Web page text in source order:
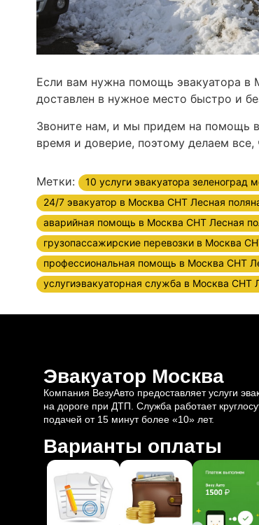
Если вам нужна помощь эвакуатора в
доставлен в нужное место быстро и
Звоните нам, и мы придем на помощь
время и доверие, поэтому делаем
Метки: 10 услуги эвакуатора зеленоград
24/7 эвакуатор в Москва СНТ Лесная
аварийная помощь в Москва СНТ Лесная
грузопассажирские перевозки в Москва
профессиональная помощь в Москва СНТ
услугиэвакуаторная служба в Москва СНТ
Эвакуатор Москва
Компания ВезуАвто предоставляет услуги
на дороге при ДТП. Служба работает
подачей от 15 минут более «10» лет.
Варианты оплаты